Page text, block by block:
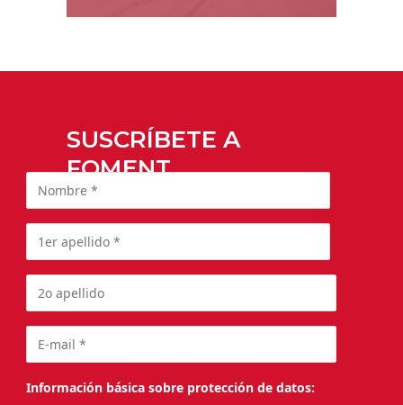
SUSCRÍBETE A
FOMENT
Información básica sobre protección de datos: